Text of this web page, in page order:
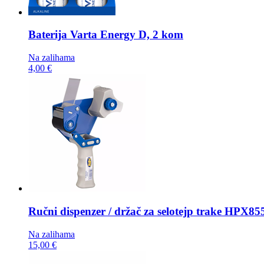
Baterija Varta Energy D, 2 kom
Na zalihama
4,00 €
Ručni dispenzer / držač za selotejp trake
Na zalihama
15,00 €